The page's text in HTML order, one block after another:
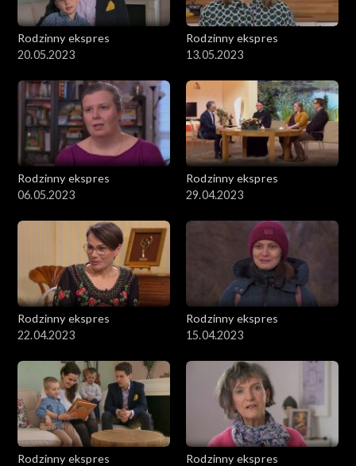
Rodzinny ekspres
20.05.2023
Rodzinny ekspres
13.05.2023
Rodzinny ekspres
06.05.2023
Rodzinny ekspres
29.04.2023
Rodzinny ekspres
22.04.2023
Rodzinny ekspres
15.04.2023
Rodzinny ekspres
Rodzinny ekspres